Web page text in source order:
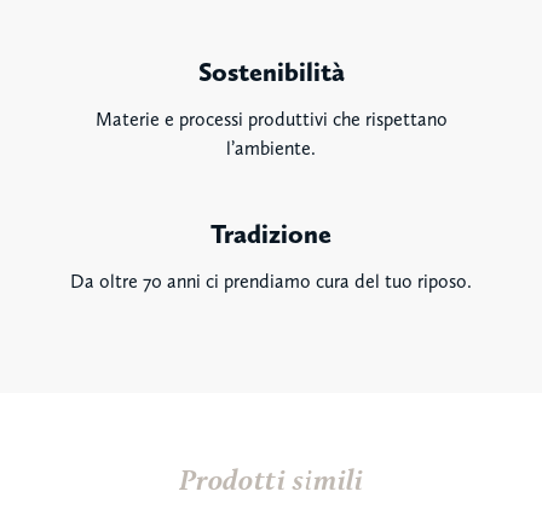
Sostenibilità
Materie e processi produttivi che rispettano
l’ambiente.
Tradizione
Da oltre 70 anni ci prendiamo cura del tuo riposo.
Prodotti simili